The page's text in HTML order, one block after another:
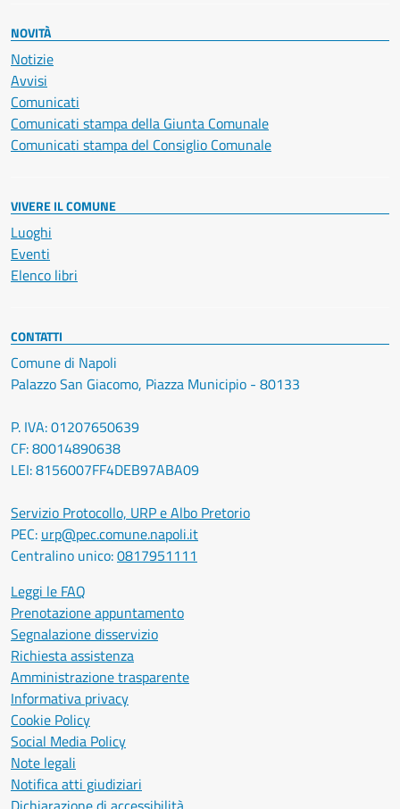
NOVITÀ
Notizie
Avvisi
Comunicati
Comunicati stampa della Giunta Comunale
Comunicati stampa del Consiglio Comunale
VIVERE IL COMUNE
Luoghi
Eventi
Elenco libri
CONTATTI
Comune di Napoli
Palazzo San Giacomo, Piazza Municipio - 80133
P. IVA: 01207650639
CF: 80014890638
LEI: 8156007FF4DEB97ABA09
Servizio Protocollo, URP e Albo Pretorio
PEC: urp@pec.comune.napoli.it
Centralino unico:0817951111
Leggi le FAQ
Prenotazione appuntamento
Segnalazione disservizio
Richiesta assistenza
Amministrazione trasparente
Informativa privacy
Cookie Policy
Social Media Policy
Note legali
Notifica atti giudiziari